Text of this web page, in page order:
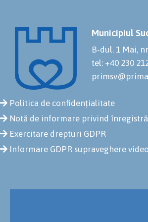
Municipiul
B-dul. 1 Mai,
tel: +40 230
Politica de confidențialitate
Notă de informare privind
Exercitare drepturi GDPR
Informare GDPR supraveghere